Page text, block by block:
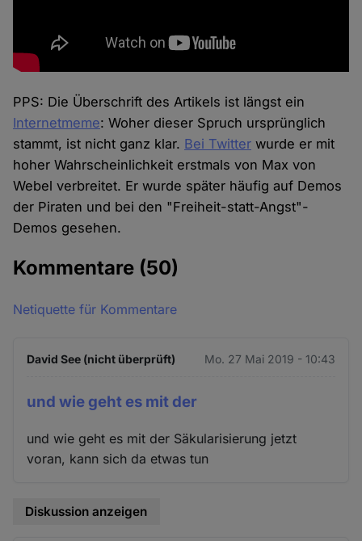
PPS: Die Überschrift des Artikels ist längst ein
Internetmeme: Woher dieser Spruch ursprünglich
stammt, ist nicht ganz klar. Bei Twitter wurde er mit
hoher Wahrscheinlichkeit erstmals von Max von
Webel verbreitet. Er wurde später häufig auf Demos
der Piraten und bei den "Freiheit-statt-Angst"-
Demos gesehen.
Kommentare (50)
Netiquette für Kommentare
David See (nicht überprüft) Mo. 27 Mai 2019 - 10:43
und wie geht es mit der
und wie geht es mit der Säkularisierung jetzt
voran, kann sich da etwas tun
Diskussion anzeigen